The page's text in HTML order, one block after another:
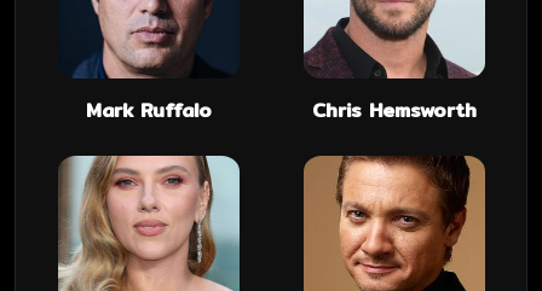
Mark Ruffalo Chris Hemsworth